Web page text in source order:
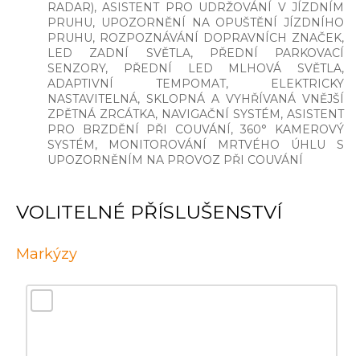
RADAR), ASISTENT PRO UDRŽOVÁNÍ V JÍZDNÍM
PRUHU, UPOZORNĚNÍ NA OPUŠTĚNÍ JÍZDNÍHO
PRUHU, ROZPOZNÁVÁNÍ DOPRAVNÍCH ZNAČEK,
LED ZADNÍ SVĚTLA, PŘEDNÍ PARKOVACÍ
SENZORY, PŘEDNÍ LED MLHOVÁ SVĚTLA,
ADAPTIVNÍ TEMPOMAT, ELEKTRICKY
NASTAVITELNÁ, SKLOPNÁ A VYHŘÍVANÁ VNĚJŠÍ
ZPĚTNÁ ZRCÁTKA, NAVIGAČNÍ SYSTÉM, ASISTENT
PRO BRZDĚNÍ PŘI COUVÁNÍ, 360° KAMEROVÝ
SYSTÉM, MONITOROVÁNÍ MRTVÉHO ÚHLU S
UPOZORNĚNÍM NA PROVOZ PŘI COUVÁNÍ
VOLITELNÉ PŘÍSLUŠENSTVÍ
Markýzy